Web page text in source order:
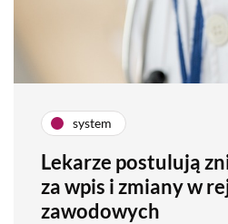
system
Lekarze postulują
za wpis i zmiany w
zawodowych